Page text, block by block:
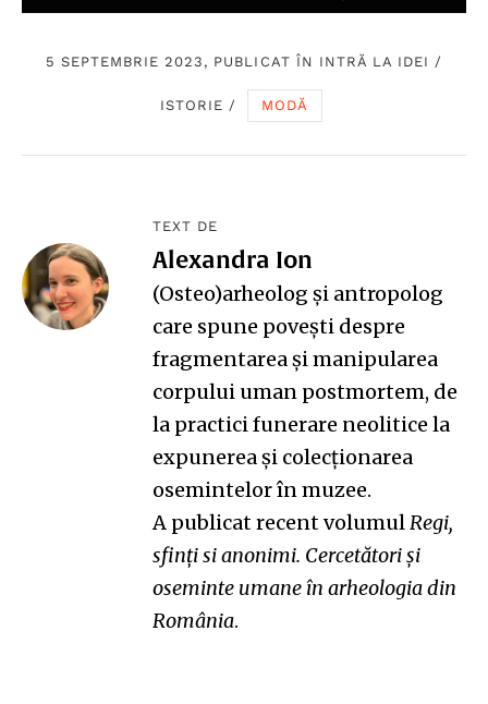
5 SEPTEMBRIE 2023, PUBLICAT ÎN INTRĂ LA IDEI /
ISTORIE / MODĂ
TEXT DE
Alexandra Ion
(Osteo)arheolog și antropolog
care spune povești despre
fragmentarea și manipularea
corpului uman postmortem, de
la practici funerare neolitice la
expunerea și colecționarea
osemintelor în muzee.
A publicat recent volumul Regi,
sfinți si anonimi. Cercetători și
oseminte umane în arheologia din
România.